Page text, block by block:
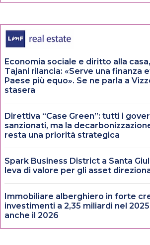
Economia sociale e diritto alla
Tajani rilancia: «Serve una finanza
Paese più equo». Se ne parla a
stasera
Direttiva “Case Green”: tutti i
sanzionati, ma la
resta una priorità strategica
Spark Business District a Santa
leva di valore per gli asset
Immobiliare alberghiero in forte
investimenti a 2,35 miliardi nel
anche il 2026